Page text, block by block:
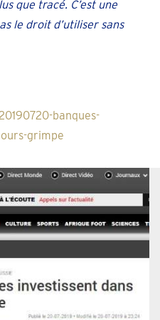
que tracé. C’est une
le droit d’utiliser sans
banques-
grimpe